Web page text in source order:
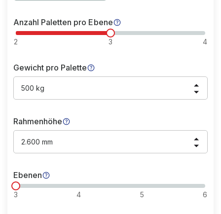
Anzahl Paletten pro Ebene
2 3 4
Gewicht pro Palette
500 kg
Rahmenhöhe
2.600 mm
Ebenen
3 4 5 6